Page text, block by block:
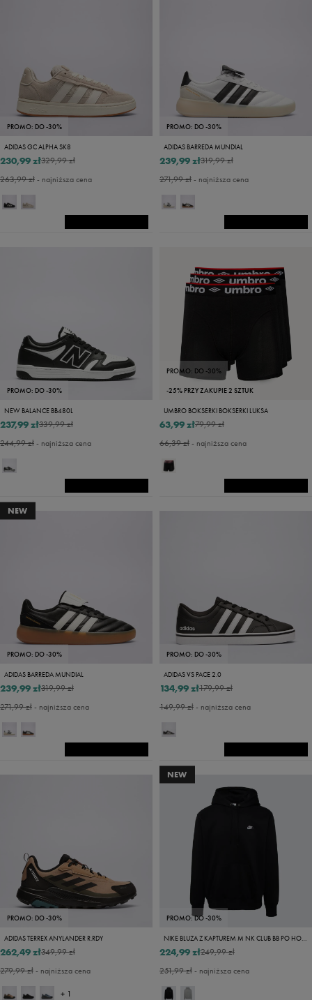
PROMO: DO -30%
ADIDAS GC ALPHA SK8
329,99 zł
230,99 zł
263,99 zł- najniższa cena
PROMO: DO -30%
ADIDAS BARREDA MUNDIAL
319,99 zł
239,99 zł
271,99 zł- najniższa cena
PROMO: DO -30%
NEW BALANCE BB480L
339,99 zł
237,99 zł
244,99 zł- najniższa cena
PROMO: DO -30%
-25% PRZY ZAKUPIE 2 SZTUK
UMBRO BOKSERKI BOKSERKI LUKSA
79,99 zł
63,99 zł
66,39 zł- najniższa cena
NEW
PROMO: DO -30%
ADIDAS BARREDA MUNDIAL
319,99 zł
239,99 zł
271,99 zł- najniższa cena
PROMO: DO -30%
ADIDAS VS PACE 2.0
179,99 zł
134,99 zł
149,99 zł- najniższa cena
PROMO: DO -30%
ADIDAS TERREX ANYLANDER R.RDY
349,99 zł
262,49 zł
279,99 zł- najniższa cena
+ 1
NEW
PROMO: DO -30%
NIKE BLUZA Z KAPTUREM M NK CLUB BB PO HOODIE
249,99 zł
224,99 zł
251,99 zł- najniższa cena